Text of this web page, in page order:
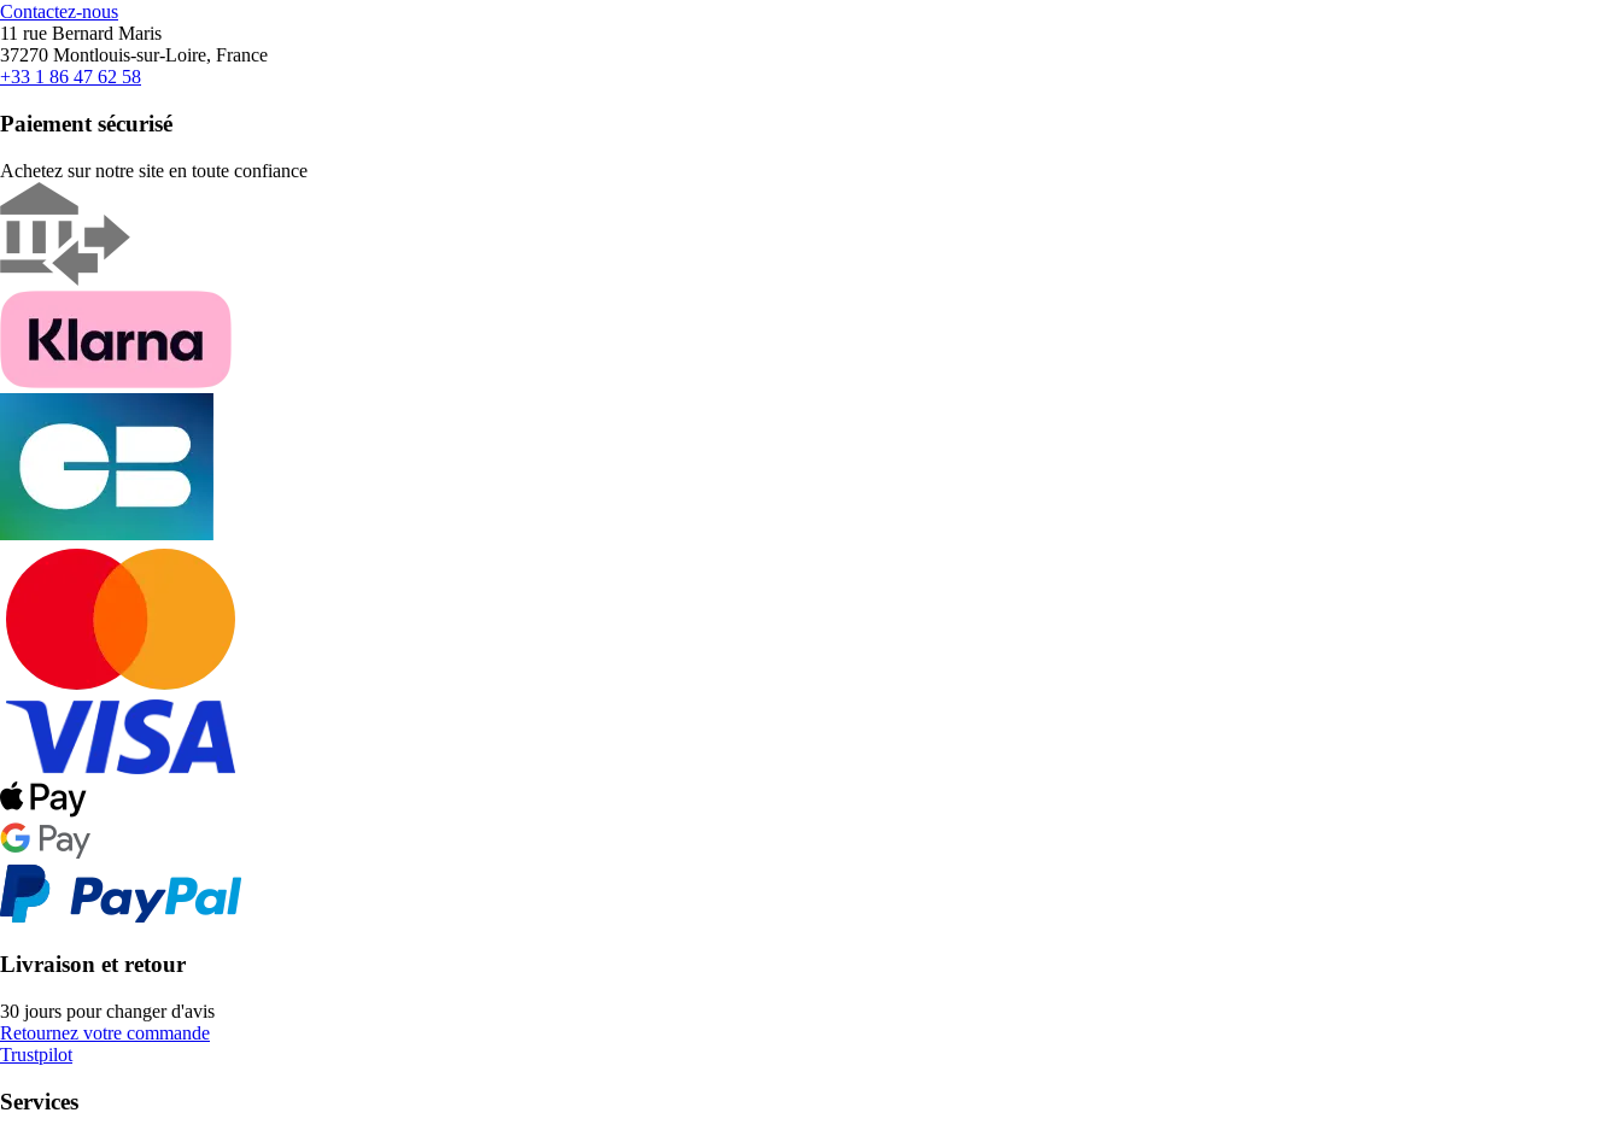
Contactez-nous
11 rue Bernard Maris
37270 Montlouis-sur-Loire, France
+33 1 86 47 62 58
Paiement sécurisé
Achetez sur notre site en toute confiance
Livraison et retour
30 jours pour changer d'avis
Retournez votre commande
Trustpilot
Services